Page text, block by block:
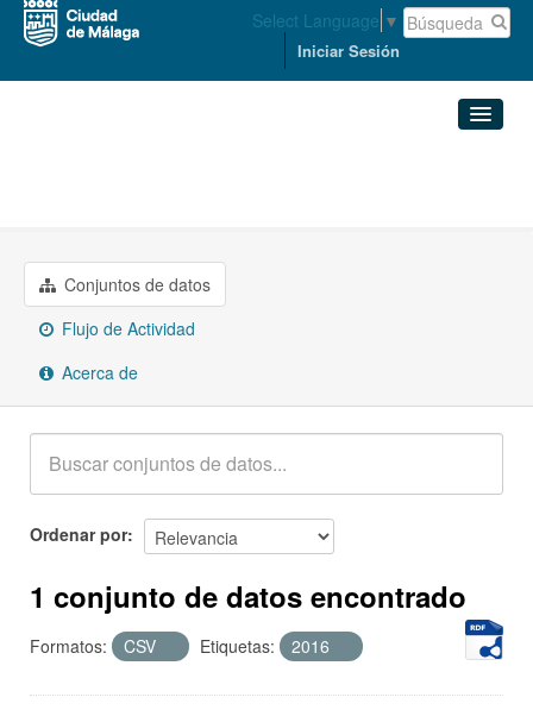
Select Language ▼
Iniciar Sesión
Grupos
Acerca de
Conjuntos de datos
Flujo de Actividad
Acerca de
Ordenar por
1 conjunto de datos encontrado
Formatos: CSV Etiquetas: 2016